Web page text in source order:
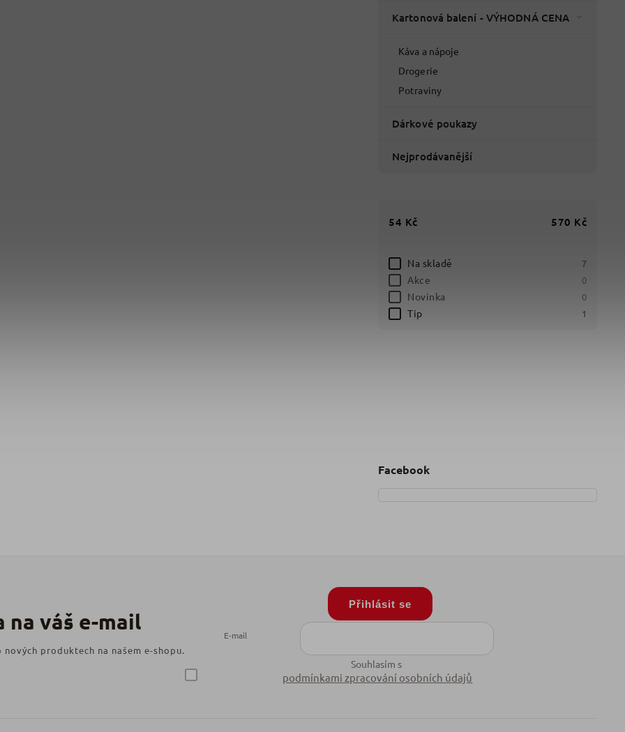
Kartonová balení - VÝHODNÁ CENA
Káva a nápoje
Drogerie
Potraviny
Dárkové poukazy
Nejprodávanější
54 Kč 570 Kč
Na skladě 7
Akce 0
Novinka 0
Tip 1
Facebook
produktech na našem e-shopu.
E-mail
Souhlasím s
podmínkami zpracování osobních údajů
Přihlásit se